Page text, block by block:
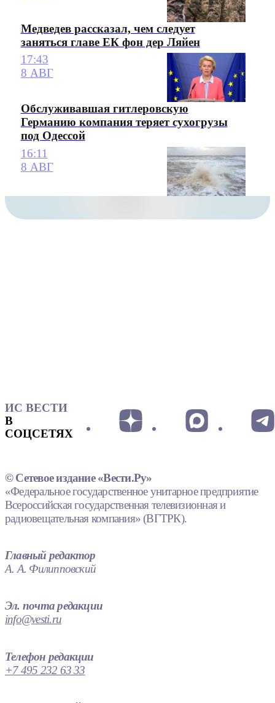
Медведев рассказал, чем следует
заняться главе ЕК фон дер Ляйен
17:43
8 АВГ
Обслуживавшая гитлеровскую
Германию компания теряет сухогрузы
под Одессой
16:11
8 АВГ
ИС ВЕСТИ
В
СОЦСЕТЯХ
© Сетевое издание «Вести.Ру»
«Федеральное государственное унитарное предприятие
Всероссийская государственная телевизионная и
радиовещательная компания» (ВГТРК).
Главный редактор
А. А. Филипповский
Эл. почта редакции
info@vesti.ru
Телефон редакции
+7 495 232 63 33